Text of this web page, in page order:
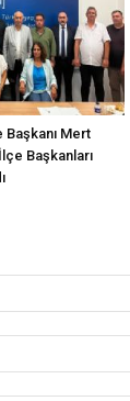
Mert
Başkanları